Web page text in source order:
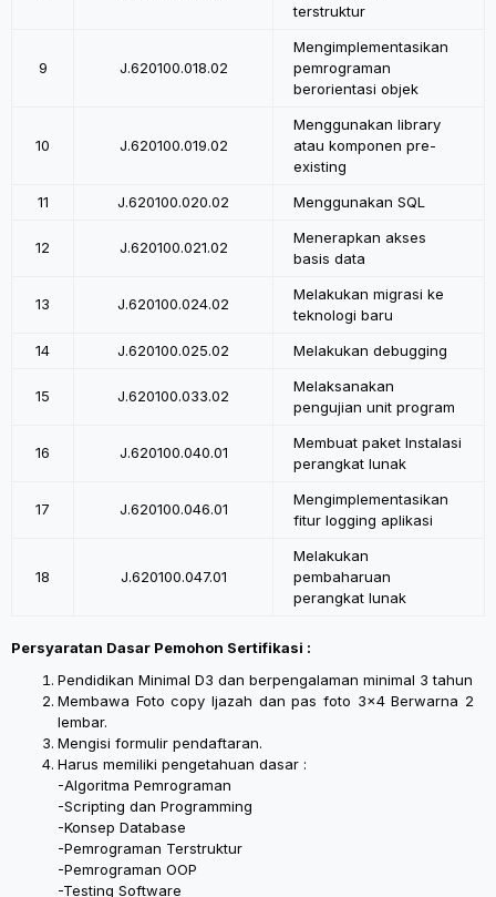
terstruktur
9 J.620100.018.02
Mengimplementasikan
pemrograman
berorientasi objek
10 J.620100.019.02
Menggunakan library
atau komponen pre-
existing
11
J.620100.020.02 Menggunakan SQL
12 J.620100.021.02
Menerapkan akses
basis data
13 J.620100.024.02
Melakukan migrasi ke
teknologi baru
14
J.620100.025.02 Melakukan debugging
15 J.620100.033.02
Melaksanakan
pengujian unit program
16 J.620100.040.01
Membuat paket Instalasi
perangkat lunak
17 J.620100.046.01
Mengimplementasikan
fitur logging aplikasi
18 J.620100.047.01
Melakukan
pembaharuan
perangkat lunak
Persyaratan Dasar Pemohon Sertifikasi :
Pendidikan Minimal D3 dan berpengalaman minimal 3 tahun
Membawa Foto copy Ijazah dan pas foto 3×4 Berwarna 2
lembar.
Mengisi formulir pendaftaran.
Harus memiliki pengetahuan dasar :
-Algoritma Pemrograman
-Scripting dan Programming
-Konsep Database
-Pemrograman Terstruktur
-Pemrograman OOP
-Testing Software